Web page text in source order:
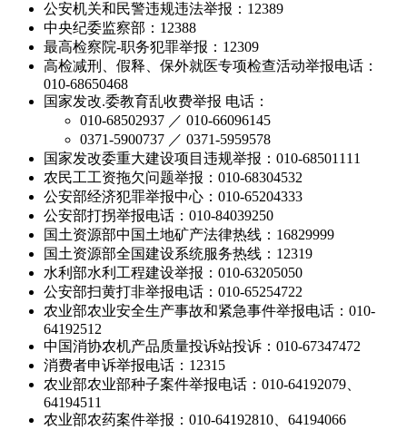
公安机关和民警违规违法举报：12389
中央纪委监察部：12388
最高检察院-职务犯罪举报：12309
高检减刑、假释、保外就医专项检查活动举报电话：
010-68650468
国家发改.委教育乱收费举报 电话：
010-68502937 ／ 010-66096145
0371-5900737 ／ 0371-5959578
国家发改委重大建设项目违规举报：010-68501111
农民工工资拖欠问题举报：010-68304532
公安部经济犯罪举报中心：010-65204333
公安部打拐举报电话：010-84039250
国土资源部中国土地矿产法律热线：16829999
国土资源部全国建设系统服务热线：12319
水利部水利工程建设举报：010-63205050
公安部扫黄打非举报电话：010-65254722
农业部农业安全生产事故和紧急事件举报电话：010-
64192512
中国消协农机产品质量投诉站投诉：010-67347472
消费者申诉举报电话：12315
农业部农业部种子案件举报电话：010-64192079、
64194511
农业部农药案件举报：010-64192810、64194066